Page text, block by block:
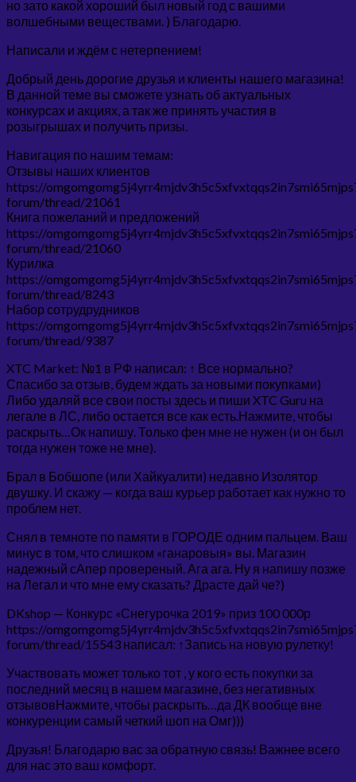
но зато какой хороший был новый год с вашими
волшебными веществами. ) Благодарю.
Написали и ждём с нетерпением!
Добрый день дорогие друзья и клиенты нашего магазина!
В данной теме вы сможете узнать об актуальных
конкурсах и акциях, а так же принять участия в
розыгрышах и получить призы.
Навигация по нашим темам:
Отзывы наших клиентов
https://
forum/thread/21061
Книга пожеланий и предложений
https://
forum/thread/21060
Курилка
https://
forum/thread/8243
Набор сотрудрудников
https://
forum/thread/9387
XTC Market: №1 в РФ написал: ↑ Все нормально?
Спасибо за отзыв, будем ждать за новыми покупками)
Либо удаляй все свои посты здесь и пиши XTC Guru на
легале в ЛС, либо остается все как есть.Нажмите, чтобы
раскрыть…Ок напишу. Только фен мне не нужен (и он был
тогда нужен тоже не мне).
Брал в Бобшопе (или Хайкуалити) недавно Изолятор
двушку. И скажу — когда ваш курьер работает как нужно то
проблем нет.
Снял в темноте по памяти в ГОРОДЕ одним пальцем. Ваш
минус в том, что слишком «ганаровыя» вы. Магазин
надежный сАпер провереный. Ага ага. Ну я напишу позже
на Легал и что мне ему сказать? Драсте дай че?)
DKshop — Конкурс «Снегурочка 2019» приз 100 000р
https://
forum/thread/15543 написал: ↑Запись на новую рулетку!
Участвовать может только тот , у кого есть покупки за
последний месяц в нашем магазине, без негативных
отзывовНажмите, чтобы раскрыть…да ДК вообще вне
конкуренции самый четкий шоп на Омг)))
Друзья! Благодарю вас за обратную связь! Важнее всего
для нас это ваш комфорт.